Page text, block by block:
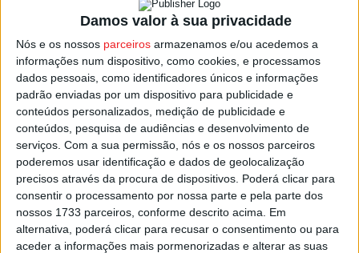
Damos valor à sua privacidade
Nós e os nossos parceiros armazenamos e/ou acedemos a
informações num dispositivo, como cookies, e processamos
dados pessoais, como identificadores únicos e informações
padrão enviadas por um dispositivo para publicidade e
conteúdos personalizados, medição de publicidade e
conteúdos, pesquisa de audiências e desenvolvimento de
serviços. Com a sua permissão, nós e os nossos parceiros
poderemos usar identificação e dados de geolocalização
precisos através da procura de dispositivos. Poderá clicar para
consentir o processamento por nossa parte e pela parte dos
nossos 1733 parceiros, conforme descrito acima. Em
alternativa, poderá clicar para recusar o consentimento ou para
aceder a informações mais pormenorizadas e alterar as suas
Mortágua, em traçados clássicos do WRC.
Os reconhecimentos decorrem entre4 e 6 de maio,
enquanto o shakedown volta a realizar-se emBaltar, mas
este ano na tarde de quarta-feira. A partida acontece na
quinta-feira, 7 de maio, em Coimbra, com dois troços na
zona Centro antes da Super Especial da Figueira da Foz.
A grande novidade é a realização dedois troços na
quinta-feira, tornando o programa de sexta-feira mais
equilibrado e oferecendo mais espetáculo ao público.